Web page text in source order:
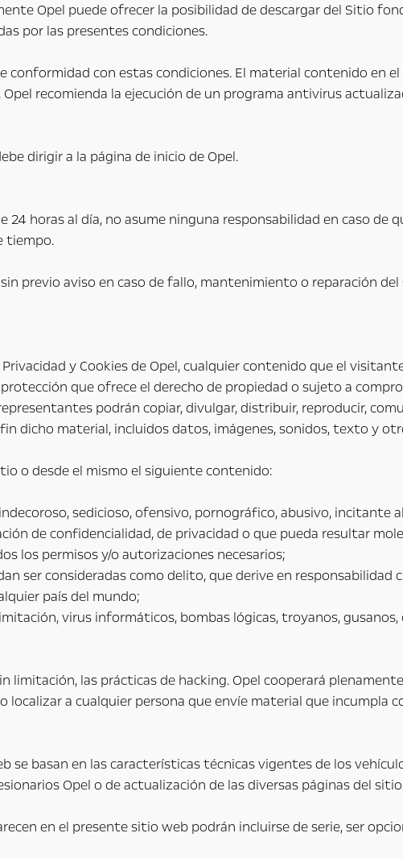
Opel puede ofrecer la posibilidad de descargar del Sitio
por las presentes condiciones.
con estas condiciones. El material contenido en
recomienda la ejecución de un programa antivirus
dirigir a la página de inicio de Opel.
horas al día, no asume ninguna responsabilidad en caso de
tiempo.
previo aviso en caso de fallo, mantenimiento o reparación
y Cookies de Opel, cualquier contenido que el
que ofrece el derecho de propiedad o sujeto a
podrán copiar, divulgar, distribuir, reproducir,
dicho material, incluidos datos, imágenes, sonidos, texto y
o desde el mismo el siguiente contenido:
sedicioso, ofensivo, pornográfico, abusivo, incitante
de confidencialidad, de privacidad o que pueda resultar
los permisos y/o autorizaciones necesarios;
ser consideradas como delito, que derive en responsabilidad
país del mundo;
virus informáticos, bombas lógicas, troyanos,
limitación, las prácticas de hacking. Opel cooperará
a cualquier persona que envíe material que incumpla
se basan en las características técnicas vigentes de los
Opel o de actualización de las diversas páginas del
en el presente sitio web podrán incluirse de serie, ser